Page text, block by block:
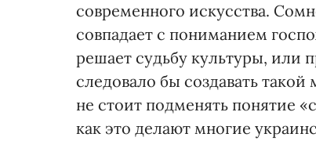
современного искусства.
совпадает с пониманием
решает судьбу культуры, или
следовало бы создавать
не стоит подменять понятие
как это делают многие